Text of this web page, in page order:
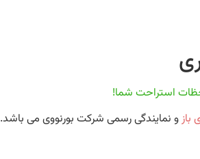
استراحت شما!
بازو نمایندگی رسمی شرکت بورنووی می باشد.